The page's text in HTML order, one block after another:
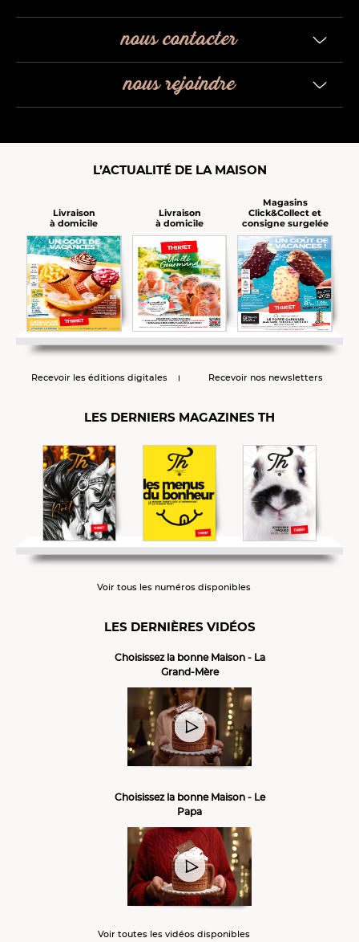
nous contacter
nous rejoindre
L’ACTUALITÉ DE LA MAISON
Livraison
à domicile
Livraison
à domicile
Magasins
Click&Collect et
consigne surgelée
Recevoir les éditions digitales Recevoir nos newsletters
LES DERNIERS MAGAZINES TH
Voir tous les numéros disponibles
LES DERNIÈRES VIDÉOS
Choisissez la bonne Maison - La
Grand-Mère
Choisissez la bonne Maison - Le
Papa
Voir toutes les vidéos disponibles